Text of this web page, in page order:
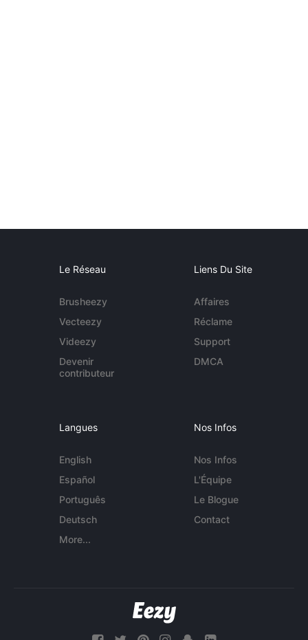
Le Réseau
Brusheezy
Vecteezy
Videezy
Devenir
contributeur
Liens Du Site
Affaires
Réclame
Support
DMCA
Langues
English
Español
Português
Deutsch
More...
Nos Infos
Nos Infos
L'Équipe
Le Blogue
Contact